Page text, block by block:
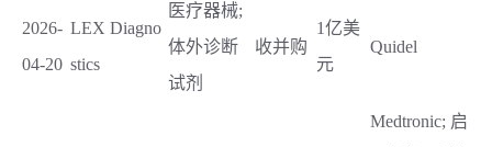
2026-
04-20
LEX Diagno
stics
医疗器械;
体外诊断
试剂
收并购
1亿美
元
Quidel
Medtronic; 启